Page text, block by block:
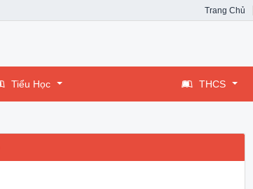
Trang Chủ
Tiểu Học THCS